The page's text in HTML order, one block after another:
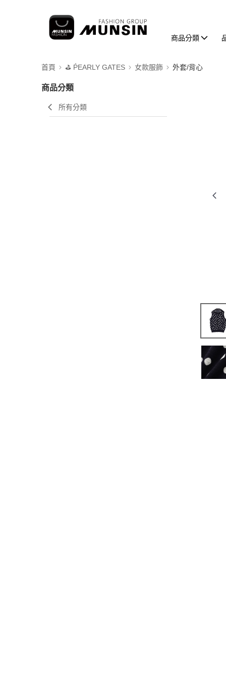
商品分類
首頁 ⛳️ ṔEARLY GATES 女款服飾 外套/背心
商品分類
所有分類